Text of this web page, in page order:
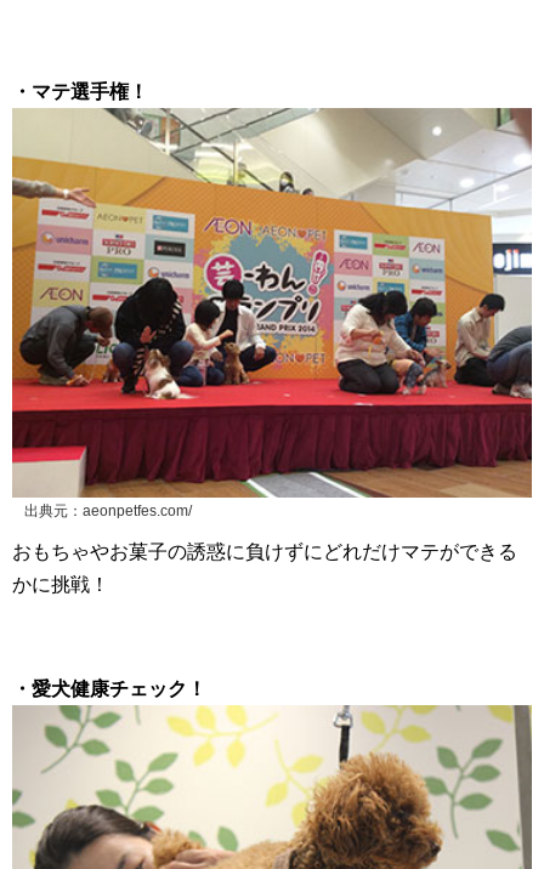
・マテ選手権！
出典元：aeonpetfes.com/
おもちゃやお菓子の誘惑に負けずにどれだけマテができる
かに挑戦！
・愛犬健康チェック！